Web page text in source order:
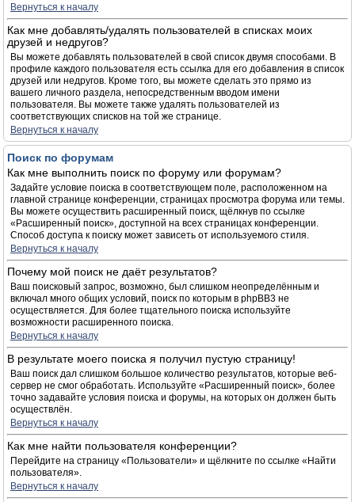
Вернуться к началу
Как мне добавлять/удалять пользователей в списках моих
друзей и недругов?
Вы можете добавлять пользователей в свой список двумя способами. В
профиле каждого пользователя есть ссылка для его добавления в список
друзей или недругов. Кроме того, вы можете сделать это прямо из
вашего личного раздела, непосредственным вводом имени
пользователя. Вы можете также удалять пользователей из
соответствующих списков на той же странице.
Вернуться к началу
Поиск по форумам
Как мне выполнить поиск по форуму или форумам?
Задайте условие поиска в соответствующем поле, расположенном на
главной странице конференции, страницах просмотра форума или темы.
Вы можете осуществить расширенный поиск, щёлкнув по ссылке
«Расширенный поиск», доступной на всех страницах конференции.
Способ доступа к поиску может зависеть от используемого стиля.
Вернуться к началу
Почему мой поиск не даёт результатов?
Ваш поисковый запрос, возможно, был слишком неопределённым и
включал много общих условий, поиск по которым в phpBB3 не
осуществляется. Для более тщательного поиска используйте
возможности расширенного поиска.
Вернуться к началу
В результате моего поиска я получил пустую страницу!
Ваш поиск дал слишком большое количество результатов, которые веб-
сервер не смог обработать. Используйте «Расширенный поиск», более
точно задавайте условия поиска и форумы, на которых он должен быть
осуществлён.
Вернуться к началу
Как мне найти пользователя конференции?
Перейдите на страницу «Пользователи» и щёлкните по ссылке «Найти
пользователя».
Вернуться к началу